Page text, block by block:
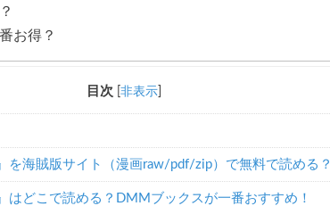
お得？
目次 非表示
を海賊版サイト（漫画raw/pdf/zip）で無料で読める？
はどこで読める？DMMブックスが一番おすすめ！